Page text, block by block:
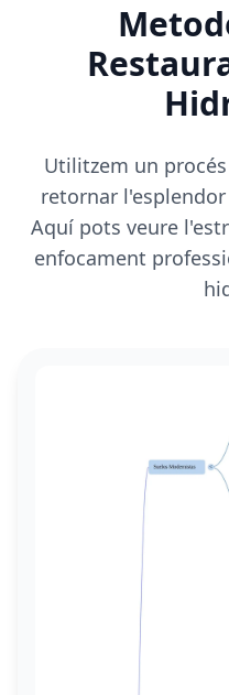
Utilitzem un
retornar
Aquí pots veure
enfocament